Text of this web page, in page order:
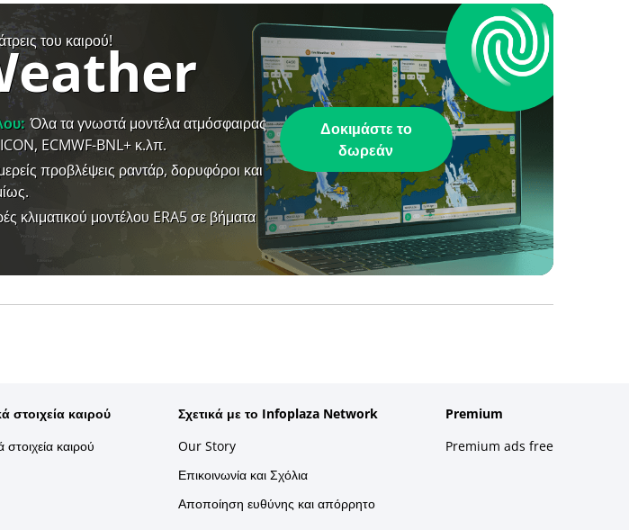
του καιρού!
Όλα τα γνωστά μοντέλα ατμόσφαιρας
ECMWF-BNL+ κ.λπ.
προβλέψεις ραντάρ, δορυφόροι και
κλιματικού μοντέλου ERA5 σε βήματα
Δοκιμάστε το
δωρεάν
στοιχεία καιρού
στοιχεία καιρού
Σχετικά με το Infoplaza Network
Our Story
Επικοινωνία και Σχόλια
Αποποίηση ευθύνης και απόρρητο
Premium
Premium ads free